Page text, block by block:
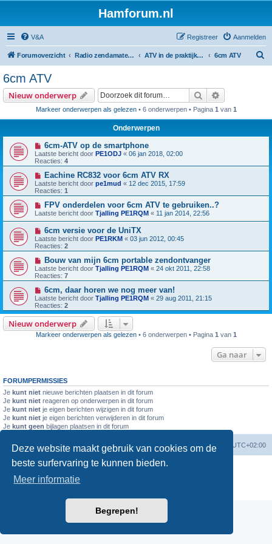
Deze website maakt gebruik van cookies om de
beste surfervaring te kunnen bieden.
Meer informatie
Begrepen!
Hamforum.nl
V&A Aanmelden
Registreer
Forumoverzicht Radio zendamateur, luisteramateur en elektronica zelfbouw ATV in de praktijk en zelfbouw 6cm ATV
6cm ATV
Nieuw onderwerp Zoek
Markeer onderwerpen als gelezen• 6 onderwerpen • Pagina 1 van 1
Onderwerpen
6cm-ATV op de smartphone
Laatste bericht door PE1ODJ « 06 jan 2018, 02:00
Reacties: 4
Eachine RC832 voor 6cm ATV RX
Laatste bericht door pe1mud « 12 dec 2015, 17:59
Reacties: 1
FPV onderdelen voor 6cm ATV te gebruiken..?
Laatste bericht door Tjalling PE1RQM « 11 jan 2014, 22:56
6cm versie voor de UniTX
Laatste bericht door PE1RKM « 03 jun 2012, 00:45
Reacties: 2
Bouw van mijn 6cm portable zendontvanger
Laatste bericht door Tjalling PE1RQM « 24 okt 2011, 22:58
Reacties: 7
6cm, daar horen we nog meer van!
Laatste bericht door Tjalling PE1RQM « 29 aug 2011, 21:15
Reacties: 2
Nieuw onderwerp
Markeer onderwerpen als gelezen• 6 onderwerpen • Pagina 1 van 1
Ga naar
FORUMPERMISSIES
Je kunt niet nieuwe berichten plaatsen in dit forum
Je kunt niet reageren op onderwerpen in dit forum
Je kunt niet je eigen berichten wijzigen in dit forum
Je kunt niet je eigen berichten verwijderen in dit forum
Je kunt geen bijlagen plaatsen in dit forum
Forumoverzicht Alle tijden zijn UTC+02:00
Verwijder cookies
Powered byphpBB ® Forum Software © phpBB Limited